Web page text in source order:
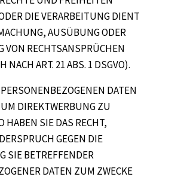
DIE VERARBEITUNG DIENT
AUSÜBUNG ODER
VON RECHTSANSPRÜCHEN
NACH ART. 21 ABS. 1 DSGVO).
DATEN
DIREKTWERBUNG ZU
HABEN SIE DAS RECHT,
GEGEN DIE
SIE BETREFFENDER
DATEN ZUM ZWECKE